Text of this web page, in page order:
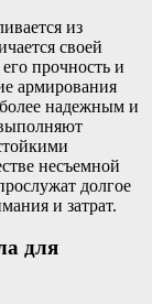
из
своей
прочность и
армирования
более надежным и
несъемной
долгое
и затрат.
для